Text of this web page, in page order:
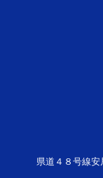
2026/04/03
県道４８号線安